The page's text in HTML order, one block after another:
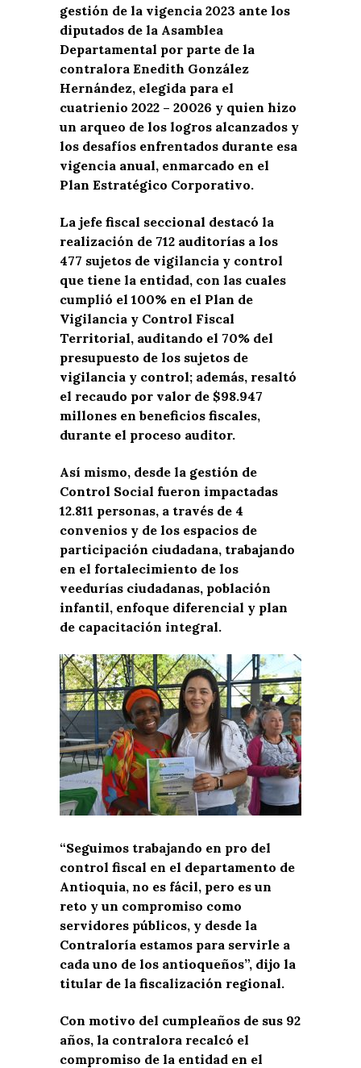
gestión de la vigencia 2023 ante los
diputados de la Asamblea
Departamental por parte de la
contralora Enedith González
Hernández, elegida para el
cuatrienio 2022 – 20026 y quien hizo
un arqueo de los logros alcanzados y
los desafíos enfrentados durante esa
vigencia anual, enmarcado en el
Plan Estratégico Corporativo.
La jefe fiscal seccional destacó la
realización de 712 auditorías a los
477 sujetos de vigilancia y control
que tiene la entidad, con las cuales
cumplió el 100% en el Plan de
Vigilancia y Control Fiscal
Territorial, auditando el 70% del
presupuesto de los sujetos de
vigilancia y control; además, resaltó
el recaudo por valor de $98.947
millones en beneficios fiscales,
durante el proceso auditor.
Así mismo, desde la gestión de
Control Social fueron impactadas
12.811 personas, a través de 4
convenios y de los espacios de
participación ciudadana, trabajando
en el fortalecimiento de los
veedurías ciudadanas, población
infantil, enfoque diferencial y plan
de capacitación integral.
“Seguimos trabajando en pro del
control fiscal en el departamento de
Antioquia, no es fácil, pero es un
reto y un compromiso como
servidores públicos, y desde la
Contraloría estamos para servirle a
cada uno de los antioqueños”, dijo la
titular de la fiscalización regional.
Con motivo del cumpleaños de sus 92
años, la contralora recalcó el
compromiso de la entidad en el